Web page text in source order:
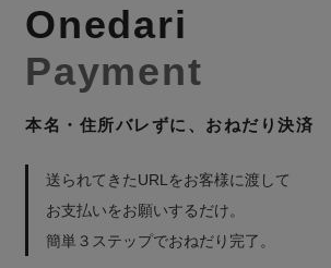
Onedari
Payment
本名・住所バレずに、おねだり決済
送られてきたURLをお客様に渡して
お支払いをお願いするだけ。
簡単３ステップでおねだり完了。